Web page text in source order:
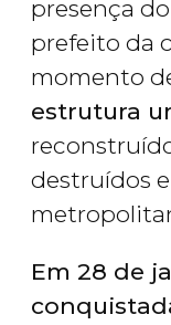
presença
prefeito da
momento
estrutura
destruídos
Em 28 de